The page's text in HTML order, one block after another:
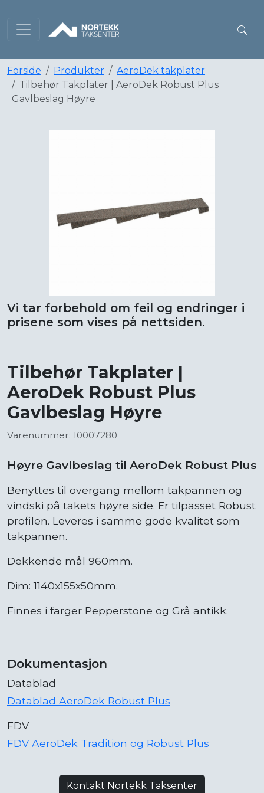
Forside Produkter
AeroDek takplater
Tilbehør Takplater | AeroDek Robust Plus
Gavlbeslag Høyre
Vi tar forbehold om feil og endringer i
prisene som vises på nettsiden.
Tilbehør Takplater |
AeroDek Robust Plus
Gavlbeslag Høyre
Varenummer: 10007280
Høyre Gavlbeslag til AeroDek Robust Plus
Benyttes til overgang mellom takpannen og
vindski på takets høyre side. Er tilpasset Robust
profilen. Leveres i samme gode kvalitet som
takpannen.
Dekkende mål 960mm.
Dim: 1140x155x50mm.
Finnes i farger Pepperstone og Grå antikk.
Dokumentasjon
Datablad
Datablad AeroDek Robust Plus
FDV
FDV AeroDek Tradition og Robust Plus
Kontakt Nortekk Taksenter